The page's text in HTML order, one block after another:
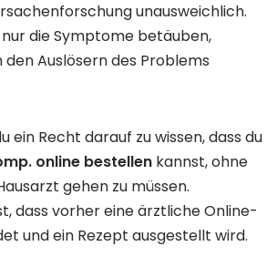
unausweichlich.
die Symptome betäuben,
Auslösern des Problems
ein Recht darauf zu wissen, dass du
online bestellen kannst, ohne
gehen zu müssen.
dass vorher eine ärztliche Online-
und ein Rezept ausgestellt wird.